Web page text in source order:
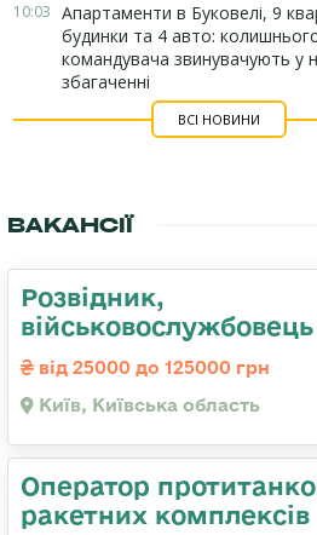
10:03 Апартаменти в Буковелі, 9
будинки та 4 авто:
командувача звинувачують у
збагаченні
ВСІ НОВИНИ
ВАКАНСІЇ
Розвідник,
військовослужбовець
від 25000 до 125000 грн
Київ, Київська область
Оператор
ракетних комплексів